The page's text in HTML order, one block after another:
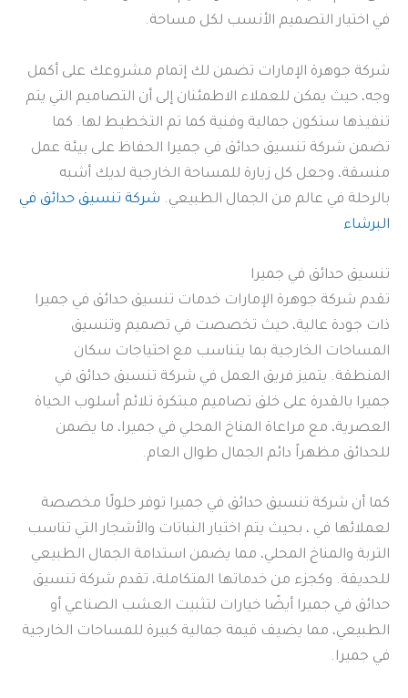
في اختيار التصميم الأنسب لكل مساحة.
شركة جوهرة الإمارات تضمن لك إتمام مشروعك على أكمل
وجه، حيث يمكن للعملاء الاطمئنان إلى أن التصاميم التي يتم
تنفيذها ستكون جمالية وفنية كما تم التخطيط لها. كما
تضمن شركة تنسيق حدائق في جميرا الحفاظ على بيئة عمل
منسقة، وجعل كل زيارة للمساحة الخارجية لديك أشبه
بالرحلة في عالم من الجمال الطبيعي. شركة تنسيق حدائق في
البرشاء
تنسيق حدائق في جميرا
تقدم شركة جوهرة الإمارات خدمات تنسيق حدائق في جميرا
ذات جودة عالية، حيث تخصصت في تصميم وتنسيق
المساحات الخارجية بما يتناسب مع احتياجات سكان
المنطقة. يتميز فريق العمل في شركة تنسيق حدائق في
جميرا بالقدرة على خلق تصاميم مبتكرة تلائم أسلوب الحياة
العصرية، مع مراعاة المناخ المحلي في جميرا، ما يضمن
للحدائق مظهراً دائم الجمال طوال العام.
كما أن شركة تنسيق حدائق في جميرا توفر حلولًا مخصصة
لعملائها في ، بحيث يتم اختيار النباتات والأشجار التي تناسب
التربة والمناخ المحلي، مما يضمن استدامة الجمال الطبيعي
للحديقة. وكجزء من خدماتها المتكاملة، تقدم شركة تنسيق
حدائق في جميرا أيضًا خيارات لتثبيت العشب الصناعي أو
الطبيعي، مما يضيف قيمة جمالية كبيرة للمساحات الخارجية
في جميرا.